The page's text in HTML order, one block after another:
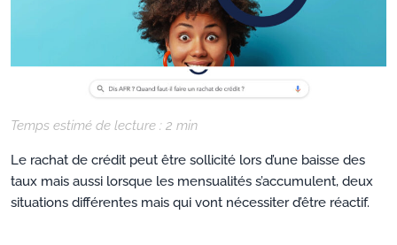
Temps estimé de lecture : 2 min
Le rachat de crédit peut être sollicité lors d’une baisse des
taux mais aussi lorsque les mensualités s’accumulent, deux
situations différentes mais qui vont nécessiter d’être réactif.